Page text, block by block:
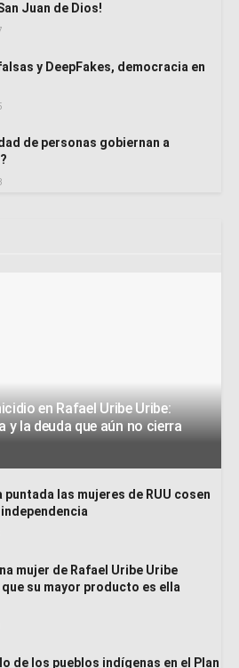
Juan de Dios!
y DeepFakes, democracia en
de personas gobiernan a
en Rafael Uribe Uribe:
la deuda que aún no cierra
puntada las mujeres de RUU cosen
mujer de Rafael Uribe Uribe
su mayor producto es ella
de los pueblos indígenas en el Plan